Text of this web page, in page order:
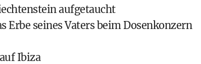
aufgetaucht
Erbe seines Vaters beim Dosenkonzern
Ibiza